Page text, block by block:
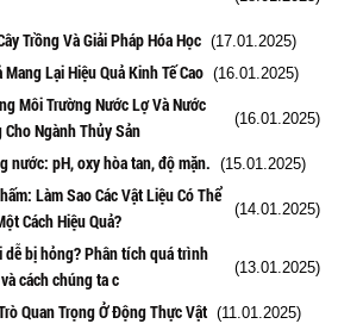
Trồng Và Giải Pháp Hóa Học (17.01.2025)
Lại Hiệu Quả Kinh Tế Cao (16.01.2025)
Môi Trường Nước Lợ Và Nước
Ngành Thủy Sản
(16.01.2025)
nước: pH, oxy hòa tan, độ mặn. (15.01.2025)
Làm Sao Các Vật Liệu Có Thể
Cách Hiệu Quả?
(14.01.2025)
dễ bị hỏng? Phân tích quá trình
cách chúng ta c
(13.01.2025)
Quan Trọng Ở Động Thực Vật (11.01.2025)